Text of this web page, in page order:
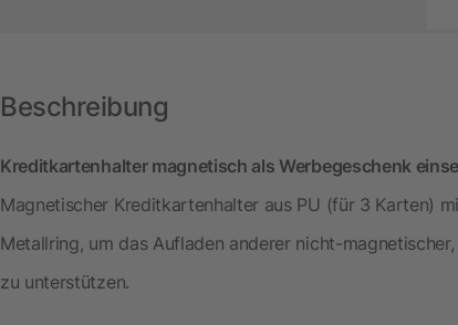
Beschreibung
Kreditkartenhalter magnetisch als Werbegeschenk
Magnetischer Kreditkartenhalter aus PU (für 3 Karten)
Metallring, um das Aufladen anderer nicht-
zu unterstützen.